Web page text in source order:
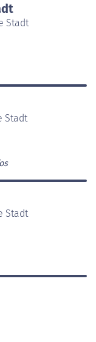
Stadt
Stadt
Stadt